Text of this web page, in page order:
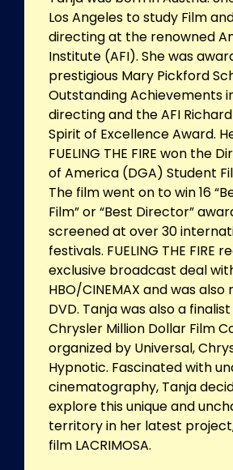
Los Angeles to study Film
directing at the renowned
Institute (AFI). She was
prestigious Mary Pickford
Outstanding Achievements
directing and the AFI Richard
Spirit of Excellence Award.
FUELING THE FIRE won the
of America (DGA) Student
The film went on to win 16
Film” or “Best Director”
screened at over 30
festivals. FUELING THE FIRE
exclusive broadcast deal
HBO/CINEMAX and was
DVD. Tanja was also a
Chrysler Million Dollar Film
organized by Universal,
Hypnotic. Fascinated with
cinematography, Tanja
explore this unique and
territory in her latest
film LACRIMOSA.